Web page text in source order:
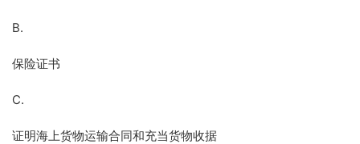
B.
保险证书
C.
证明海上货物运输合同和充当货物收据